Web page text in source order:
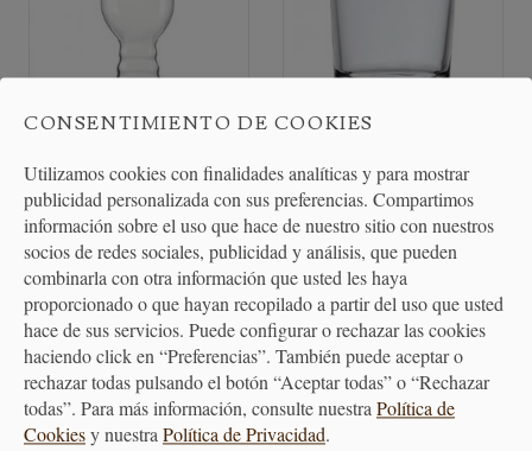
Vaso Cerveza IPA - 4
Unidades
33,50 €
Vaso Chupito Caravelle - 6
unidades
2,95 €
CONSENTIMIENTO DE COOKIES
Utilizamos cookies con finalidades analíticas y para mostrar
publicidad personalizada con sus preferencias. Compartimos
información sobre el uso que hace de nuestro sitio con nuestros
socios de redes sociales, publicidad y análisis, que pueden
combinarla con otra información que usted les haya
proporcionado o que hayan recopilado a partir del uso que usted
hace de sus servicios. Puede configurar o rechazar las cookies
haciendo click en “Preferencias”. También puede aceptar o
rechazar todas pulsando el botón “Aceptar todas” o “Rechazar
todas”. Para más información, consulte nuestraPolítica de
Cookiesy nuestraPolítica de Privacidad.